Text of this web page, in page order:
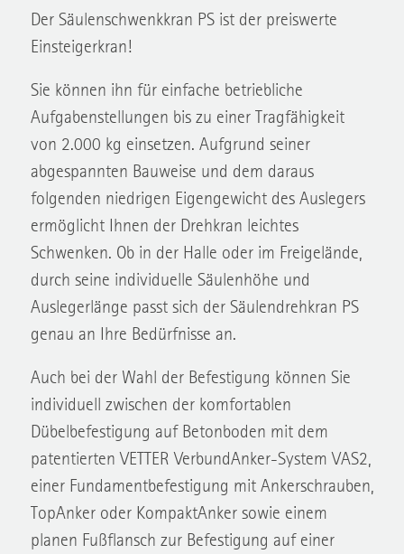
Der Säulenschwenkkran PS ist der preiswerte
Einsteigerkran!
Sie können ihn für einfache betriebliche
Aufgabenstellungen bis zu einer Tragfähigkeit
von 2.000 kg einsetzen. Aufgrund seiner
abgespannten Bauweise und dem daraus
folgenden niedrigen Eigengewicht des Auslegers
ermöglicht Ihnen der Drehkran leichtes
Schwenken. Ob in der Halle oder im Freigelände,
durch seine individuelle Säulenhöhe und
Auslegerlänge passt sich der Säulendrehkran PS
genau an Ihre Bedürfnisse an.
Auch bei der Wahl der Befestigung können Sie
individuell zwischen der komfortablen
Dübelbefestigung auf Betonboden mit dem
patentierten VETTER VerbundAnker-System VAS2,
einer Fundamentbefestigung mit Ankerschrauben,
TopAnker oder KompaktAnker sowie einem
planen Fußflansch zur Befestigung auf einer